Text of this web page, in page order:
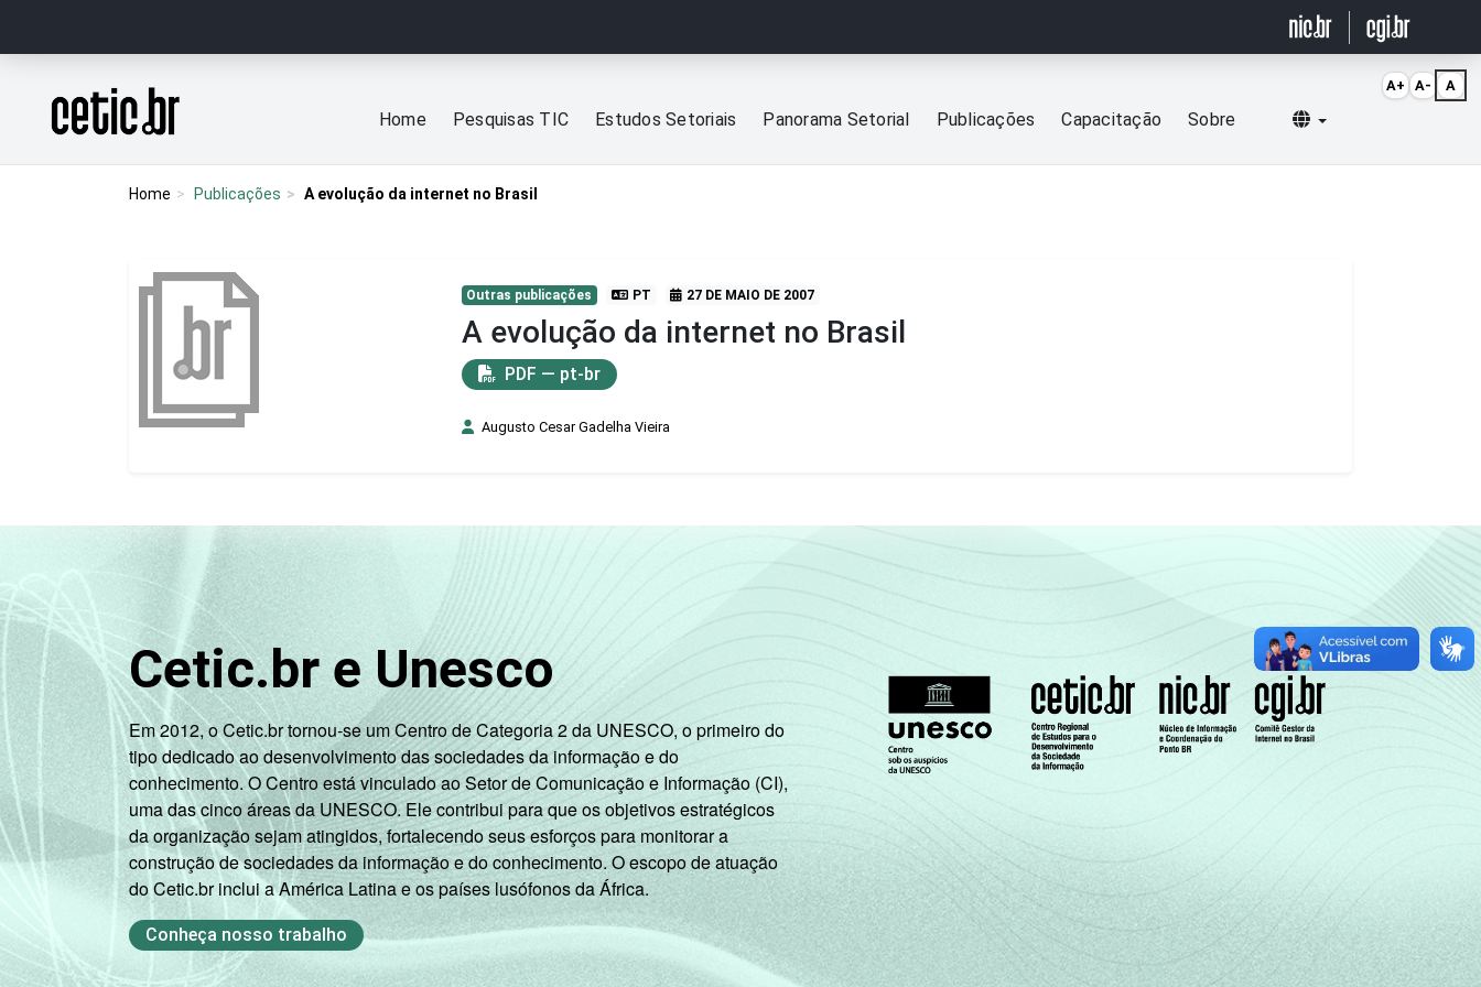
Página inicial
Home Pesquisas TIC Estudos Setoriais Panorama Setorial Publicações Capacitação Sobre Selecionar idioma
Home Publicações A evolução da internet no Brasil
Outras publicações PT 27 DE MAIO DE 2007
A evolução da internet no Brasil
PDF — pt-br
Augusto Cesar Gadelha Vieira
Cetic.br e Unesco
Em 2012, o Cetic.br tornou-se um Centro de Categoria 2 da UNESCO, o primeiro do
tipo dedicado ao desenvolvimento das sociedades da informação e do
conhecimento. O Centro está vinculado ao Setor de Comunicação e Informação (CI),
uma das cinco áreas da UNESCO. Ele contribui para que os objetivos estratégicos
da organização sejam atingidos, fortalecendo seus esforços para monitorar a
construção de sociedades da informação e do conhecimento. O escopo de atuação
do Cetic.br inclui a América Latina e os países lusófonos da África.
Conheça nosso trabalho
A+ A- A